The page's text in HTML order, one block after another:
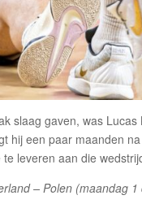
slaag gaven, was
hij een paar maanden
leveren aan die
– Polen (maandag